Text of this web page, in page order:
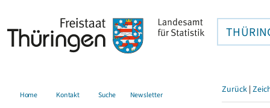
Home Kontakt Suche Newsletter Zurück |